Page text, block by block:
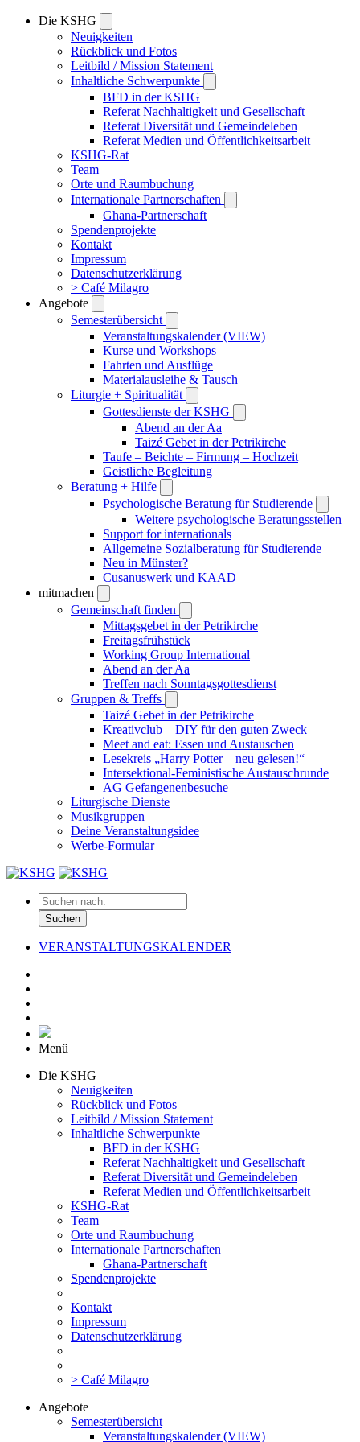
Die KSHG
Neuigkeiten
Rückblick und Fotos
Leitbild / Mission Statement
Inhaltliche Schwerpunkte
BFD in der KSHG
Referat Nachhaltigkeit und Gesellschaft
Referat Diversität und Gemeindeleben
Referat Medien und Öffentlichkeitsarbeit
KSHG-Rat
Team
Orte und Raumbuchung
Internationale Partnerschaften
Ghana-Partnerschaft
Spendenprojekte
Kontakt
Impressum
Datenschutzerklärung
> Café Milagro
Angebote
Semesterübersicht
Veranstaltungskalender (VIEW)
Kurse und Workshops
Fahrten und Ausflüge
Materialausleihe & Tausch
Liturgie + Spiritualität
Gottesdienste der KSHG
Abend an der Aa
Taizé Gebet in der Petrikirche
Taufe – Beichte – Firmung – Hochzeit
Geistliche Begleitung
Beratung + Hilfe
Psychologische Beratung für Studierende
Weitere psychologische Beratungsstellen
Support for internationals
Allgemeine Sozialberatung für Studierende
Neu in Münster?
Cusanuswerk und KAAD
mitmachen
Gemeinschaft finden
Mittagsgebet in der Petrikirche
Freitagsfrühstück
Working Group International
Abend an der Aa
Treffen nach Sonntagsgottesdienst
Gruppen & Treffs
Taizé Gebet in der Petrikirche
Kreativclub – DIY für den guten Zweck
Meet and eat: Essen und Austauschen
Lesekreis „Harry Potter – neu gelesen!“
Intersektional-Feministische Austauschrunde
AG Gefangenenbesuche
Liturgische Dienste
Musikgruppen
Deine Veranstaltungsidee
Werbe-Formular
Suchen
VERANSTALTUNGSKALENDER
Menü
Die KSHG
Neuigkeiten
Rückblick und Fotos
Leitbild / Mission Statement
Inhaltliche Schwerpunkte
BFD in der KSHG
Referat Nachhaltigkeit und Gesellschaft
Referat Diversität und Gemeindeleben
Referat Medien und Öffentlichkeitsarbeit
KSHG-Rat
Team
Orte und Raumbuchung
Internationale Partnerschaften
Ghana-Partnerschaft
Spendenprojekte
Kontakt
Impressum
Datenschutzerklärung
> Café Milagro
Angebote
Semesterübersicht
Veranstaltungskalender (VIEW)